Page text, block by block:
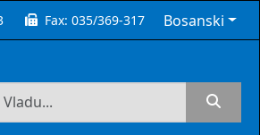
Fax:035/369-317 Bosanski